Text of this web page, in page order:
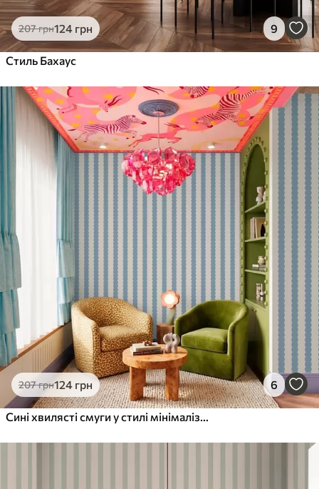
207грн124 грн 9
Стиль Бахаус
207грн124 грн 6
Сині хвилясті смуги у стилі мінімалізму